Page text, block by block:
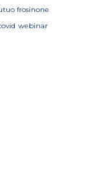
frosinone
webinar